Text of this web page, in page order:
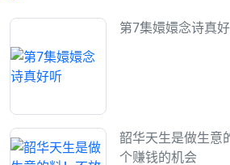
第7集嬛嬛念诗真
韶华天生是做生意
个赚钱的机会